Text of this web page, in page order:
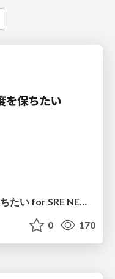
コーディングルールの鮮度を保ちたい for SRE NEXT 2026 / keep-fresh-go-internal-conventions-sre-next-2026
0 170